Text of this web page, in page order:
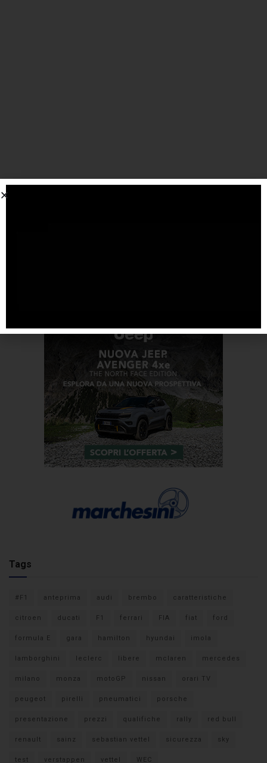
Tags
#F1 anteprima audi brembo caratteristiche
citroen ducati F1 ferrari FIA fiat ford
formula E gara hamilton hyundai imola
lamborghini leclerc libere mclaren mercedes
milano monza motoGP nissan orari TV
peugeot pirelli pneumatici porsche
presentazione prezzi qualifiche rally red bull
renault sainz sebastian vettel sicurezza sky
test verstappen vettel WEC